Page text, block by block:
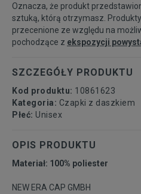
7 1/4
Powiadom o
dostępności
7 1/2
Powiadom o
dostępności
7 5/8
Powiadom o
dostępności
7 3/4
Powiadom o
dostępności
Oznacza, że produkt
sztuką, którą otrzymasz.
przecenione ze względu na
pochodzące z ekspozycji
SZCZEGÓŁY PRODUKTU
Kod produktu: 10861623
Kategoria: Czapki z daszkiem
Płeć: Unisex
OPIS PRODUKTU
Materiał: 100% poliester
NEW ERA CAP GMBH